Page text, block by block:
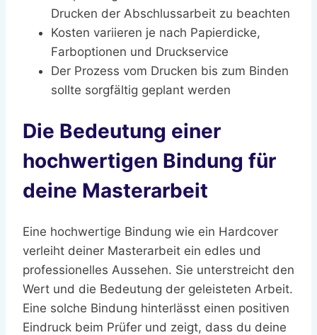
Drucken der Abschlussarbeit zu beachten
Kosten variieren je nach Papierdicke,
Farboptionen und Druckservice
Der Prozess vom Drucken bis zum Binden
sollte sorgfältig geplant werden
Die Bedeutung einer
hochwertigen Bindung für
deine Masterarbeit
Eine hochwertige Bindung wie ein Hardcover
verleiht deiner Masterarbeit ein edles und
professionelles Aussehen. Sie unterstreicht den
Wert und die Bedeutung der geleisteten Arbeit.
Eine solche Bindung hinterlässt einen positiven
Eindruck beim Prüfer und zeigt, dass du deine